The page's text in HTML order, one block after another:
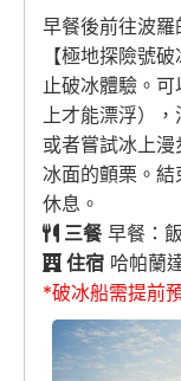
早餐後前往波
【極地探險號
止破冰體驗。
上才能漂浮），
或者嘗試冰上
冰面的顫栗。
休息。
三餐早餐：
住宿 哈帕蘭
*破冰船需提前